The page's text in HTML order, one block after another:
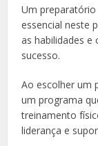
Um
essencial neste
as habilidades
sucesso.
Ao escolher um
um programa
treinamento
liderança e